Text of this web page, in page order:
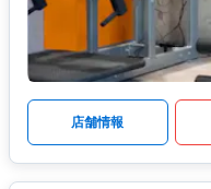
店舗情報